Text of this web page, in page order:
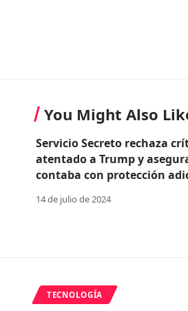
You Might Also
Servicio Secreto rechaza
atentado a Trump y
contaba con protección
14 de julio de 2024
TECNOLOGÍA